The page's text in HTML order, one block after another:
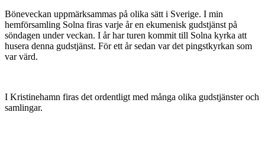
Böneveckan uppmärksammas på olika sätt i Sverige. I min
hemförsamling Solna firas varje år en ekumenisk gudstjänst på
söndagen under veckan. I år har turen kommit till Solna kyrka att
husera denna gudstjänst. För ett år sedan var det pingstkyrkan som
var värd.
I Kristinehamn firas det ordentligt med många olika gudstjänster och
samlingar.